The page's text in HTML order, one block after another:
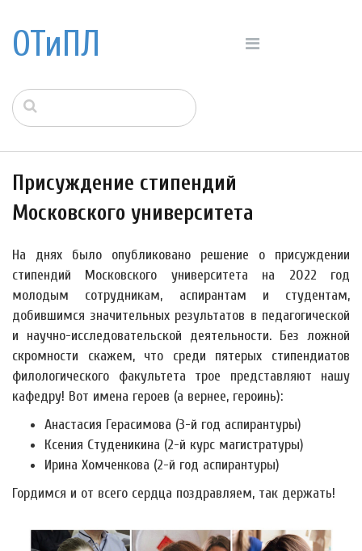
ОТиПЛ
Присуждение стипендий
Московского университета
На днях было опубликовано решение о присуждении
стипендий Московского университета на 2022 год
молодым сотрудникам, аспирантам и студентам,
добившимся значительных результатов в педагогической
и научно-исследовательской деятельности. Без ложной
скромности скажем, что среди пятерых стипендиатов
филологического факультета трое представляют нашу
кафедру! Вот имена героев (а вернее, героинь):
Анастасия Герасимова (3-й год аспирантуры)
Ксения Студеникина (2-й курс магистратуры)
Ирина Хомченкова (2-й год аспирантуры)
Гордимся и от всего сердца поздравляем, так держать!